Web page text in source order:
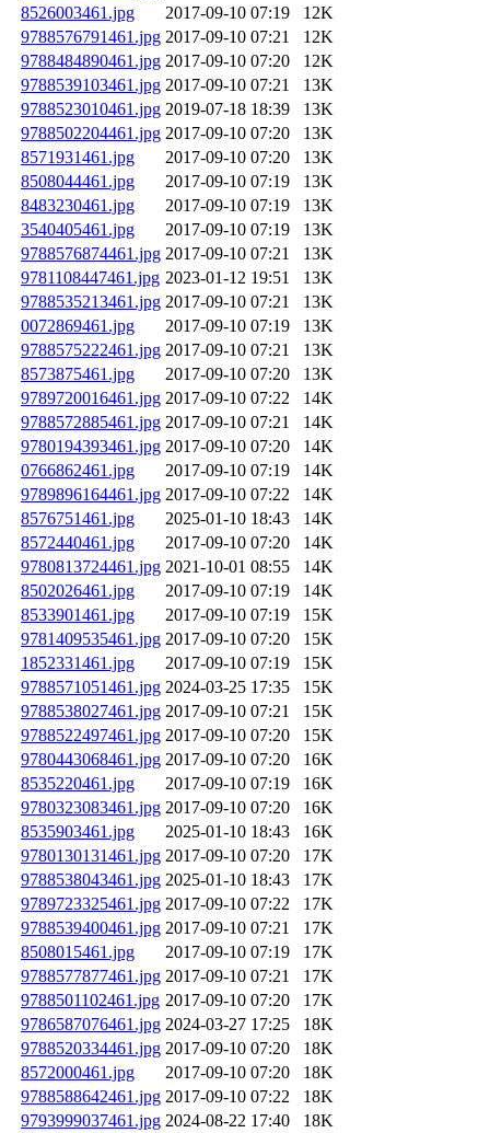
8526003461.jpg
2017-09-10 07:19
12K
9788576791461.jpg 2017-09-10 07:21
12K
9788484890461.jpg 2017-09-10 07:20
12K
9788539103461.jpg 2017-09-10 07:21
13K
9788523010461.jpg 2019-07-18 18:39
13K
9788502204461.jpg 2017-09-10 07:20
13K
8571931461.jpg
2017-09-10 07:20
13K
8508044461.jpg
2017-09-10 07:19
13K
8483230461.jpg
2017-09-10 07:19
13K
3540405461.jpg
2017-09-10 07:19
13K
9788576874461.jpg 2017-09-10 07:21
13K
9781108447461.jpg 2023-01-12 19:51
13K
9788535213461.jpg 2017-09-10 07:21
13K
0072869461.jpg
2017-09-10 07:19
13K
9788575222461.jpg 2017-09-10 07:21
13K
8573875461.jpg
2017-09-10 07:20
13K
9789720016461.jpg 2017-09-10 07:22
14K
9788572885461.jpg 2017-09-10 07:21
14K
9780194393461.jpg 2017-09-10 07:20
14K
0766862461.jpg
2017-09-10 07:19
14K
9789896164461.jpg 2017-09-10 07:22
14K
8576751461.jpg
2025-01-10 18:43
14K
8572440461.jpg
2017-09-10 07:20
14K
9780813724461.jpg 2021-10-01 08:55
14K
8502026461.jpg
2017-09-10 07:19
14K
8533901461.jpg
2017-09-10 07:19
15K
9781409535461.jpg 2017-09-10 07:20
15K
1852331461.jpg
2017-09-10 07:19
15K
9788571051461.jpg 2024-03-25 17:35
15K
9788538027461.jpg 2017-09-10 07:21
15K
9788522497461.jpg 2017-09-10 07:20
15K
9780443068461.jpg 2017-09-10 07:20
16K
8535220461.jpg
2017-09-10 07:19
16K
9780323083461.jpg 2017-09-10 07:20
16K
8535903461.jpg
2025-01-10 18:43
16K
9780130131461.jpg 2017-09-10 07:20
17K
9788538043461.jpg 2025-01-10 18:43
17K
9789723325461.jpg 2017-09-10 07:22
17K
9788539400461.jpg 2017-09-10 07:21
17K
8508015461.jpg
2017-09-10 07:19
17K
9788577877461.jpg 2017-09-10 07:21
17K
9788501102461.jpg 2017-09-10 07:20
17K
9786587076461.jpg 2024-03-27 17:25
18K
9788520334461.jpg 2017-09-10 07:20
18K
8572000461.jpg
2017-09-10 07:20
18K
9788588642461.jpg 2017-09-10 07:22
18K
9793999037461.jpg 2024-08-22 17:40
18K